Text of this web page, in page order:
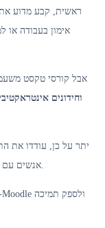
ראשית, קבע מדוע
אימון בעבודה או
אבל קורסי טקסט
יתר על כן, עודדו את